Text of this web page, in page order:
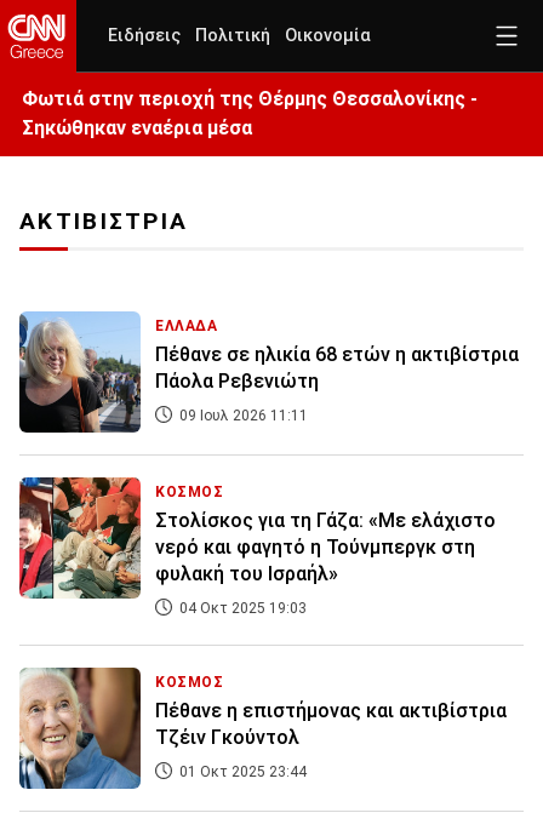
Ειδήσεις Πολιτική Οικονομία
Φωτιά στην περιοχή της Θέρμης Θεσσαλονίκης -
Σηκώθηκαν εναέρια μέσα
ΑΚΤΙΒΙΣΤΡΙΑ
ΕΛΛΑΔΑ
Πέθανε σε ηλικία 68 ετών η ακτιβίστρια
Πάολα Ρεβενιώτη
09 Ιουλ 2026 11:11
ΚΟΣΜΟΣ
Στολίσκος για τη Γάζα: «Με ελάχιστο
νερό και φαγητό η Τούνμπεργκ στη
φυλακή του Ισραήλ»
04 Οκτ 2025 19:03
ΚΟΣΜΟΣ
Πέθανε η επιστήμονας και ακτιβίστρια
Τζέιν Γκούντολ
01 Οκτ 2025 23:44